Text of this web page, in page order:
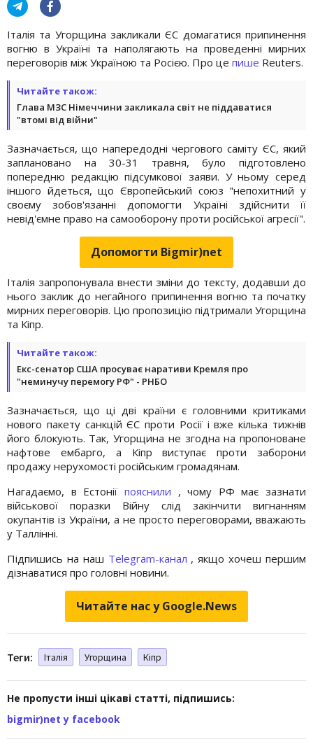
Італія та Угорщина закликали ЄС домагатися припинення
вогню в Україні та наполягають на проведенні мирних
переговорів між Україною та Росією. Про це пише Reuters.
Читайте також:
Глава МЗС Німеччини закликала світ не піддаватися
"втомі від війни"
Зазначається, що напередодні чергового саміту ЄС, який
заплановано на 30-31 травня, було підготовлено
попередню редакцію підсумкової заяви. У ньому серед
іншого йдеться, що Європейський союз "непохитний у
своєму зобов'язанні допомогти Україні здійснити її
невід'ємне право на самооборону проти російської агресії".
Допомогти Bigmir)net
Італія запропонувала внести зміни до тексту, додавши до
нього заклик до негайного припинення вогню та початку
мирних переговорів. Цю пропозицію підтримали Угорщина
та Кіпр.
Читайте також:
Екс-сенатор США просуває наративи Кремля про
"неминучу перемогу РФ" - РНБО
Зазначається, що ці дві країни є головними критиками
нового пакету санкцій ЄС проти Росії і вже кілька тижнів
його блокують. Так, Угорщина не згодна на пропоноване
нафтове ембарго, а Кіпр виступає проти заборони
продажу нерухомості російським громадянам.
Нагадаємо, в Естонії пояснили , чому РФ має зазнати
військової поразки Війну слід закінчити вигнанням
окупантів із України, а не просто переговорами, вважають
у Таллінні.
Підпишись на наш Telegram-канал , якщо хочеш першим
дізнаватися про головні новини.
Читайте нас у Google.News
Теги: Італія Угорщина Кіпр
Не пропусти інші цікаві статті, підпишись:
bigmir)net у facebook